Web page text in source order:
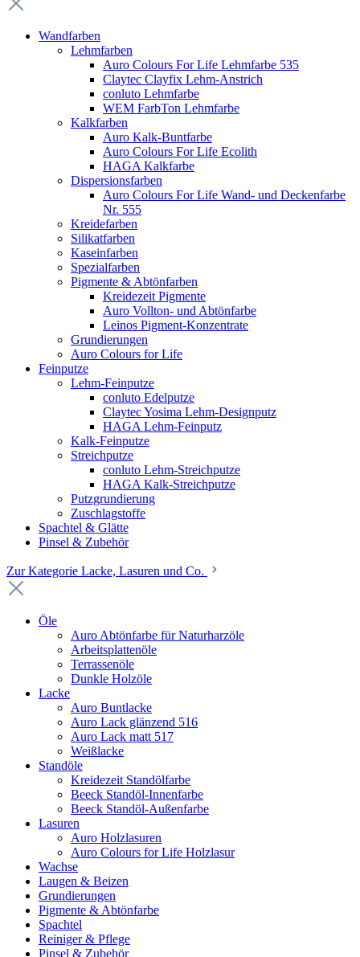
Wandfarben
Lehmfarben
Auro Colours For Life Lehmfarbe 535
Claytec Clayfix Lehm-Anstrich
conluto Lehmfarbe
WEM FarbTon Lehmfarbe
Kalkfarben
Auro Kalk-Buntfarbe
Auro Colours For Life Ecolith
HAGA Kalkfarbe
Dispersionsfarben
Auro Colours For Life Wand- und Deckenfarbe
Nr. 555
Kreidefarben
Silikatfarben
Kaseinfarben
Spezialfarben
Pigmente & Abtönfarben
Kreidezeit Pigmente
Auro Vollton- und Abtönfarbe
Leinos Pigment-Konzentrate
Grundierungen
Auro Colours for Life
Feinputze
Lehm-Feinputze
conluto Edelputze
Claytec Yosima Lehm-Designputz
HAGA Lehm-Feinputz
Kalk-Feinputze
Streichputze
conluto Lehm-Streichputze
HAGA Kalk-Streichputze
Putzgrundierung
Zuschlagstoffe
Spachtel & Glätte
Pinsel & Zubehör
Zur Kategorie Lacke, Lasuren und Co.
Öle
Auro Abtönfarbe für Naturharzöle
Arbeitsplattenöle
Terrassenöle
Dunkle Holzöle
Lacke
Auro Buntlacke
Auro Lack glänzend 516
Auro Lack matt 517
Weißlacke
Standöle
Kreidezeit Standölfarbe
Beeck Standöl-Innenfarbe
Beeck Standöl-Außenfarbe
Lasuren
Auro Holzlasuren
Auro Colours for Life Holzlasur
Wachse
Laugen & Beizen
Grundierungen
Pigmente & Abtönfarbe
Spachtel
Reiniger & Pflege
Pinsel & Zubehör